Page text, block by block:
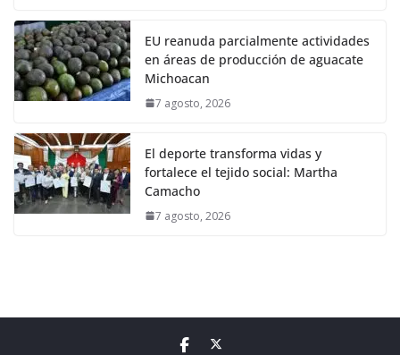
EU reanuda parcialmente actividades
en áreas de producción de aguacate
Michoacan
7 agosto, 2026
El deporte transforma vidas y
fortalece el tejido social: Martha
Camacho
7 agosto, 2026